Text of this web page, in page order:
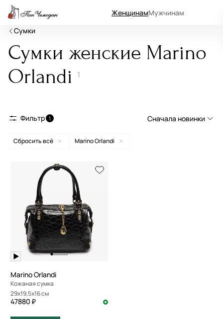
ЖенщинамМужчинам
Сумки
Сумки женские Marino
Orlandi 1
Фильтр 1 Сначала новинки
Сбросить всё Marino Orlandi
Marino Orlandi
Кожаная сумка
29x19,5x16 см
47880 ₽